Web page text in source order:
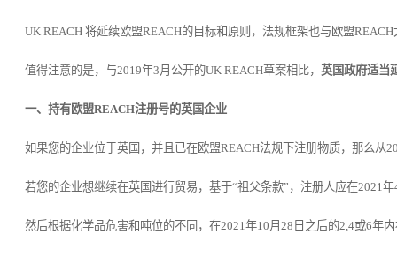
UK REACH 将延续欧盟REACH的目标和原则，法规框架也与欧盟
值得注意的是，与2019年3月公开的UK REACH草案相比， 英国政府适当
一、持有欧盟REACH注册号的英国企业
如果您的企业位于英国，并且已在欧盟REACH法规下注册物质，那么从
若您的企业想继续在英国进行贸易，基于“祖父条款”，注册人应在2021
然后根据化学品危害和吨位的不同，在2021年10月28日之后的2,4或6年